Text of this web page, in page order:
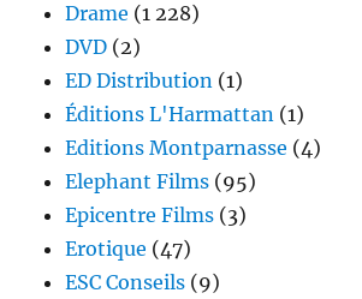
Drame (1 228)
DVD (2)
ED Distribution (1)
Éditions L'Harmattan (1)
Editions Montparnasse (4)
Elephant Films (95)
Epicentre Films (3)
Erotique (47)
ESC Conseils (9)